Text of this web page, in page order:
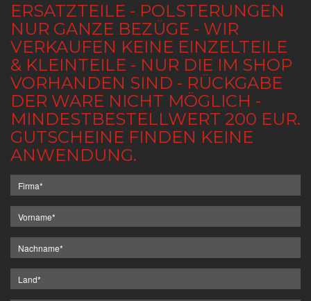
ERSATZTEILE - POLSTERUNGEN
NUR GANZE BEZÜGE - WIR
VERKAUFEN KEINE EINZELTEILE
& KLEINTEILE - NUR DIE IM SHOP
VORHANDEN SIND - RÜCKGABE
DER WARE NICHT MÖGLICH -
MINDESTBESTELLWERT 200 EUR.
GUTSCHEINE FINDEN KEINE
ANWENDUNG.